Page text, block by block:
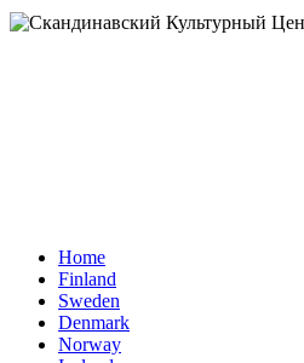
Home
Finland
Sweden
Denmark
Norway